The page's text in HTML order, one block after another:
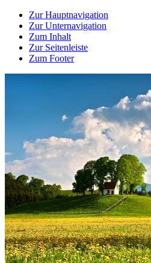
Zur Hauptnavigation
Zur Unternavigation
Zum Inhalt
Zur Seitenleiste
Zum Footer